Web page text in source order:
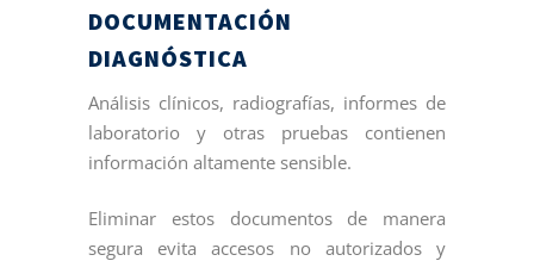
DOCUMENTACIÓN
DIAGNÓSTICA
Análisis clínicos, radiografías, informes de
laboratorio y otras pruebas contienen
información altamente sensible.
Eliminar estos documentos de manera
segura evita accesos no autorizados y